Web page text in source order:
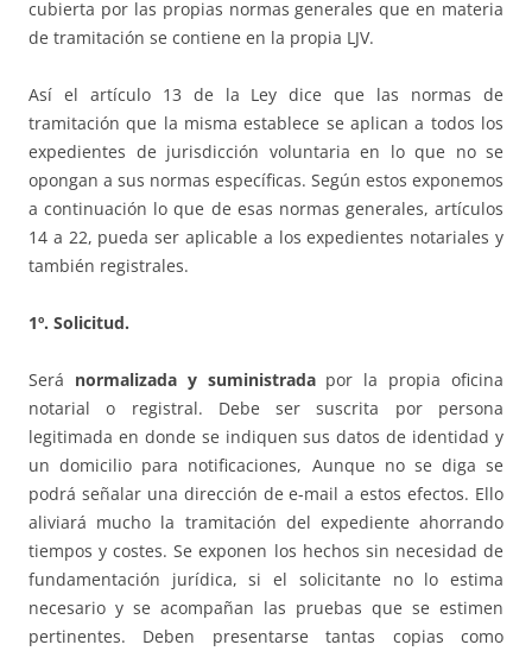
cubierta por las propias normas generales que en materia
de tramitación se contiene en la propia LJV.
Así el artículo 13 de la Ley dice que las normas de
tramitación que la misma establece se aplican a todos los
expedientes de jurisdicción voluntaria en lo que no se
opongan a sus normas específicas. Según estos exponemos
a continuación lo que de esas normas generales, artículos
14 a 22, pueda ser aplicable a los expedientes notariales y
también registrales.
1º. Solicitud.
Será normalizada y suministradapor la propia oficina
notarial o registral. Debe ser suscrita por persona
legitimada en donde se indiquen sus datos de identidad y
un domicilio para notificaciones, Aunque no se diga se
podrá señalar una dirección de e-mail a estos efectos. Ello
aliviará mucho la tramitación del expediente ahorrando
tiempos y costes. Se exponen los hechos sin necesidad de
fundamentación jurídica, si el solicitante no lo estima
necesario y se acompañan las pruebas que se estimen
pertinentes. Deben presentarse tantas copias como